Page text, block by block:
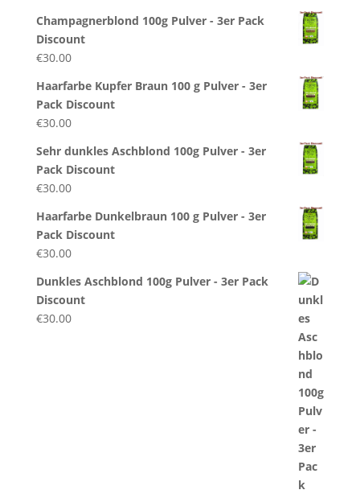
Champagnerblond 100g Pulver - 3er Pack
Discount
€30.00
Haarfarbe Kupfer Braun 100 g Pulver - 3er
Pack Discount
€30.00
Sehr dunkles Aschblond 100g Pulver - 3er
Pack Discount
€30.00
Haarfarbe Dunkelbraun 100 g Pulver - 3er
Pack Discount
€30.00
Dunkles Aschblond 100g Pulver - 3er Pack
Discount
€30.00